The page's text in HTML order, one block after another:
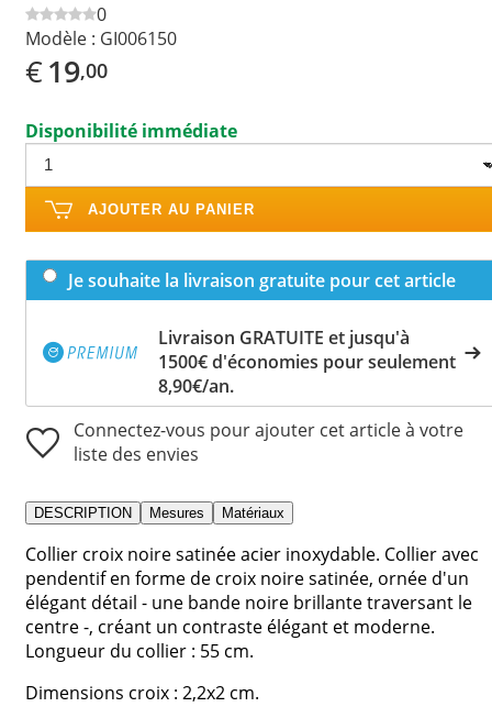
0
Modèle : GI006150
€19,00
Disponibilité immédiate
AJOUTER AU PANIER
Je souhaite la livraison gratuite pour cet article
Livraison GRATUITE et jusqu'à
1500€ d'économies pour seulement
8,90€/an.
Connectez-vous pour ajouter cet article à votre
liste des envies
DESCRIPTION Mesures Matériaux
Collier croix noire satinée acier inoxydable. Collier avec
pendentif en forme de croix noire satinée, ornée d'un
élégant détail - une bande noire brillante traversant le
centre -, créant un contraste élégant et moderne.
Longueur du collier : 55 cm.
Dimensions croix : 2,2x2 cm.